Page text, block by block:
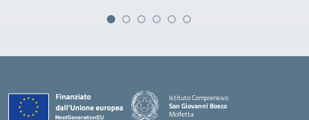
Istituto Comprensivo
San Giovanni Bosco
Molfetta